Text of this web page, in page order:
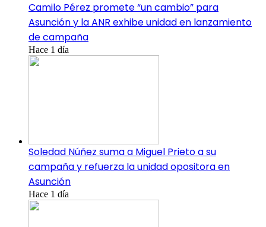
Camilo Pérez promete “un cambio” para
Asunción y la ANR exhibe unidad en lanzamiento
de campaña
Hace 1 día
Soledad Núñez suma a Miguel Prieto a su
campaña y refuerza la unidad opositora en
Asunción
Hace 1 día